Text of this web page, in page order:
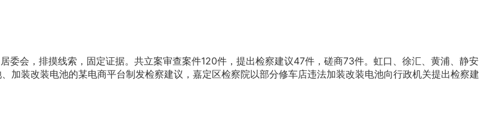
委会，排摸线索，固定证据。共立案审查案件120件，提出检察建议47件，磋商73件。虹口、徐汇、黄浦、静安
加装改装电池的某电商平台制发检察建议，嘉定区检察院以部分修车店违法加装改装电池向行政机关提出检察建